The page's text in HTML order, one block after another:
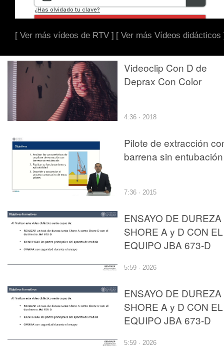
[ Ver más vídeos de RTV ] [ Ver más Vídeos didácticos
Videoclip Con D de
Deprax Con Color
4:36 · 2018
Pilote de extracción
barrena sin entubación
7:36 · 2015
ENSAYO DE DUREZA
SHORE A y D CON EL
EQUIPO JBA 673-D
5:59 · 2026
ENSAYO DE DUREZA
SHORE A y D CON EL
EQUIPO JBA 673-D
5:59 · 2026